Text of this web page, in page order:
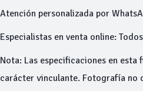
Atención personalizada por
Especialistas en venta online:
Nota: Las especificaciones en
carácter vinculante. Fotografía no